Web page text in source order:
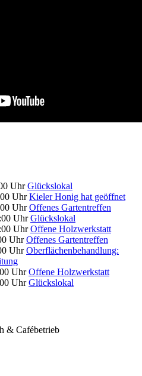
Uhr Glückslokal
Uhr Kieler Honig hat geöffnet
Uhr Offenes Gartentreffen
Uhr Glückslokal
Uhr Offene Holzwerkstatt
Uhr Offenes Gartentreffen
Uhr Oberflächenbehandlung:
Uhr Offene Holzwerkstatt
Uhr Glückslokal
& Cafébetrieb